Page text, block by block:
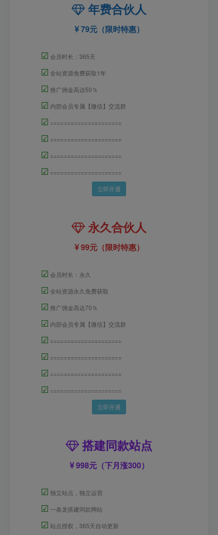
年费合伙人
79元（限时特惠）
☑ 会员时长：365天
☑ 全站资源免费获取1年
☑ 推广佣金高达50％
☑ 内部会员专属【微信】交流群
☑ =====================
☑ =====================
☑ =====================
☑ =====================
立即开通
永久合伙人
99元（限时特惠）
☑ 会员时长：永久
☑ 全站资源永久免费获取
☑ 推广佣金高达70％
☑ 内部会员专属【微信】交流群
☑ =====================
☑ =====================
☑ =====================
☑ =====================
立即开通
搭建同款站点
998元（下月涨300）
☑ 独立站点，独立运营
☑ 一条龙搭建同款网站
☑ 站点授权，365天自动更新